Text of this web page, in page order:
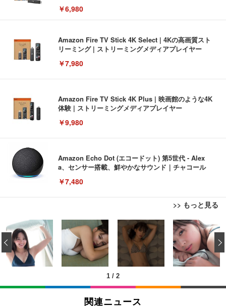
￥6,980
Amazon Fire TV Stick 4K Select | 4Kの高画質スト
リーミング | ストリーミングメディアプレイヤー
￥7,980
Amazon Fire TV Stick 4K Plus | 映画館のような4K
体験 | ストリーミングメディアプレイヤー
￥9,980
Amazon Echo Dot (エコードット) 第5世代 - Alex
a、センサー搭載、鮮やかなサウンド｜チャコール
￥7,480
>> もっと見る
[EdoErgo] オフィスチェア 椅子 テレワーク 疲れな
い 跳ね上げ式アームレスト コンパクト 約105度ロッ
キング pc 事務椅子 360度回転 座面昇降 強化ナイロ
ン樹脂ベース 通気性メッシュ 在宅ワーク H-WY01
(黒網+黒枠+黒足)
￥5,699
SIHOO B100 オフィスチェア／デスクチェア メッシ
ュチェア 人間工学 疲れない ブラック
EIZO ビジネス向けプレミアムモニター | FlexScan
EV3240X-WT | 31.5型4K UHD・USB Type-C・ホワ
￥105,595
EIZO ビジネス向けプレミアムモニター | FlexScan
Amazonベーシック ペットシーツ 薄型 レギュラー 1
回使い捨て 無香料 ホワイト 300枚
￥3,373
Amazonベーシック ペットシーツ 厚型 ワイド 42枚
x2袋(84枚) ホワイト(吸収面:ライトブルー)
1 / 2
‹
関連ニュース